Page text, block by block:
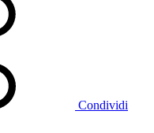
Condividi